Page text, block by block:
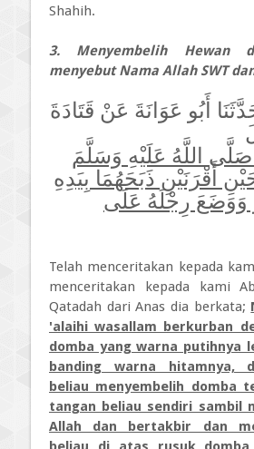
Shahih.
3. Menyembelih Hewan
menyebut Nama Allah SWT
أَبُو عَوَانَةَ عَنْ قَتَادَةَ
اللَّهُ عَلَيْهِ وَسَلَّمَ
أَقْرَنَيْنِ ذَبَحَهُمَا بِيَدِهِ
رِجْلَهُ عَلَى
Telah menceritakan kepada
menceritakan kepada kami
Qatadah dari Anas dia berkata;
'alaihi wasallam berkurban
domba yang warna putihnya
banding warna hitamnya,
beliau menyembelih domba
tangan beliau sendiri sambil
Allah dan bertakbir dan